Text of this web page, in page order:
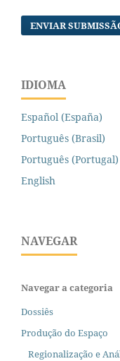
ENVIAR
IDIOMA
Español (España)
Português (Brasil)
Português (Portugal)
English
NAVEGAR
Navegar a categoria
Dossiês
Produção do Espaço
Regionalização e